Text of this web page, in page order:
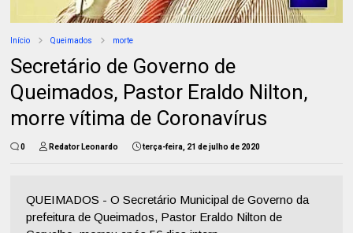
Início Queimados morte
Secretário de Governo de
Queimados, Pastor Eraldo Nilton,
morre vítima de Coronavírus
0 Redator Leonardo terça-feira, 21 de julho de 2020
QUEIMADOS - O Secretário Municipal de Governo da
prefeitura de Queimados, Pastor Eraldo Nilton de